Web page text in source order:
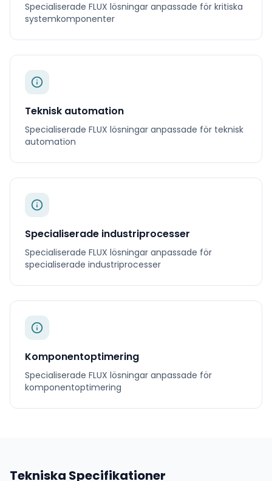
Specialiserade FLUX lösningar anpassade för kritiska
systemkomponenter
Teknisk automation
Specialiserade FLUX lösningar anpassade för teknisk
automation
Specialiserade industriprocesser
Specialiserade FLUX lösningar anpassade för
specialiserade industriprocesser
Komponentoptimering
Specialiserade FLUX lösningar anpassade för
komponentoptimering
Tekniska Specifikationer